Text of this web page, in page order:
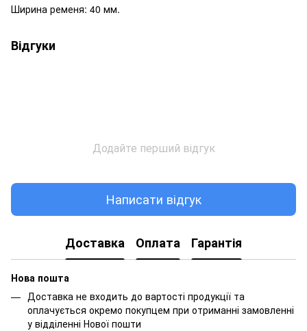
Ширина ременя: 40 мм.
Відгуки
Додайте перший відгук
Написати відгук
Доставка Оплата Гарантія
Нова пошта
Доставка не входить до вартості продукції та
оплачується окремо покупцем при отриманні замовленні
у відділенні Нової пошти